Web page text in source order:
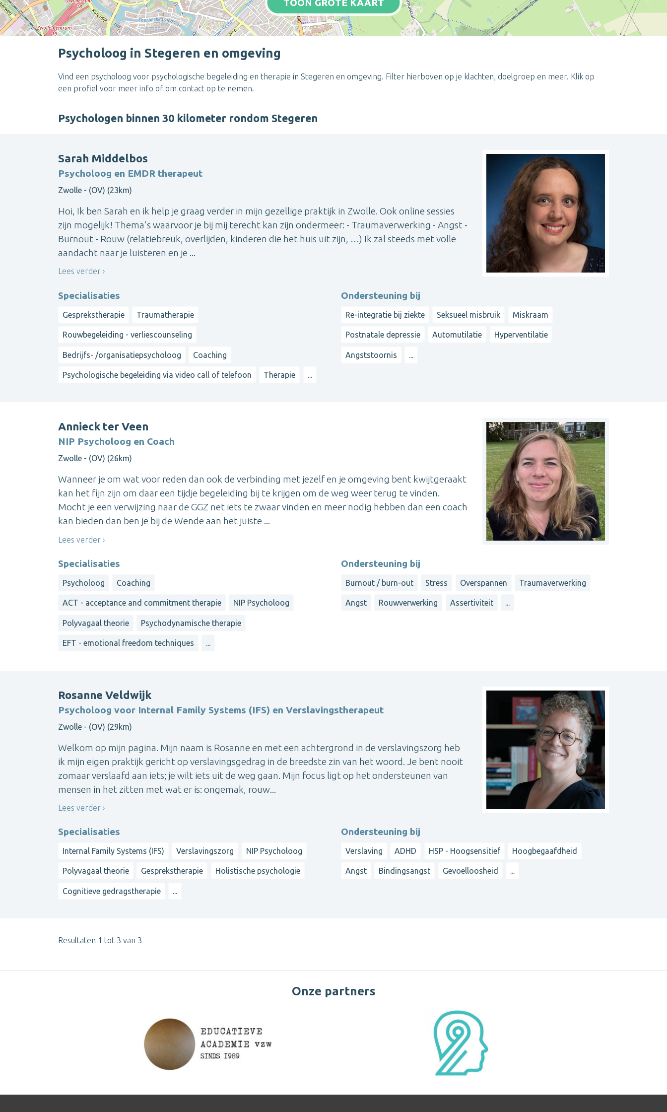
TOON GROTE KAART
Psycholoog in Stegeren en omgeving
Vind een psycholoog voor psychologische begeleiding en therapie in Stegeren en omgeving. Filter hierboven op je klachten, doelgroep en meer. Klik op
een profiel voor meer info of om contact op te nemen.
Psychologen binnen 30 kilometer rondom Stegeren
Sarah Middelbos
Psycholoog en EMDR therapeut
Zwolle - (OV) (23km)
Hoi, Ik ben Sarah en ik help je graag verder in mijn gezellige praktijk in Zwolle. Ook online sessies
zijn mogelijk! Thema's waarvoor je bij mij terecht kan zijn ondermeer: - Traumaverwerking - Angst -
Burnout - Rouw (relatiebreuk, overlijden, kinderen die het huis uit zijn, …) Ik zal steeds met volle
aandacht naar je luisteren en je ...
Lees verder
Specialisaties
Gesprekstherapie Traumatherapie
Rouwbegeleiding - verliescounseling
Bedrijfs- /organisatiepsycholoog Coaching
Psychologische begeleiding via video call of telefoon Therapie ...
Ondersteuning bij
Re-integratie bij ziekte Seksueel misbruik Miskraam
Postnatale depressie Automutilatie Hyperventilatie
Angststoornis
Annieck ter Veen
NIP Psycholoog en Coach
Zwolle - (OV) (26km)
Wanneer je om wat voor reden dan ook de verbinding met jezelf en je omgeving bent kwijtgeraakt
kan het fijn zijn om daar een tijdje begeleiding bij te krijgen om de weg weer terug te vinden.
Mocht je een verwijzing naar de GGZ net iets te zwaar vinden en meer nodig hebben dan een coach
kan bieden dan ben je bij de Wende aan het juiste ...
Lees verder
Specialisaties
Psycholoog Coaching
ACT - acceptance and commitment therapie NIP Psycholoog
Polyvagaal theorie Psychodynamische therapie
EFT - emotional freedom techniques ...
Ondersteuning bij
Burnout / burn-out Stress Overspannen Traumaverwerking
Angst Rouwverwerking Assertiviteit ...
Rosanne Veldwijk
Psycholoog voor Internal Family Systems (IFS) en Verslavingstherapeut
Zwolle - (OV) (29km)
Welkom op mijn pagina. Mijn naam is Rosanne en met een achtergrond in de verslavingszorg heb
ik mijn eigen praktijk gericht op verslavingsgedrag in de breedste zin van het woord. Je bent nooit
zomaar verslaafd aan iets; je wilt iets uit de weg gaan. Mijn focus ligt op het ondersteunen van
mensen in het zitten met wat er is: ongemak, rouw...
Lees verder
Specialisaties
Internal Family Systems (IFS) Verslavingszorg NIP Psycholoog
Polyvagaal theorie Gesprekstherapie Holistische psychologie
Cognitieve gedragstherapie ...
Ondersteuning bij
Verslaving ADHD HSP - Hoogsensitief Hoogbegaafdheid
Angst Bindingsangst Gevoelloosheid ...
Resultaten 1 tot 3 van 3
Onze partners